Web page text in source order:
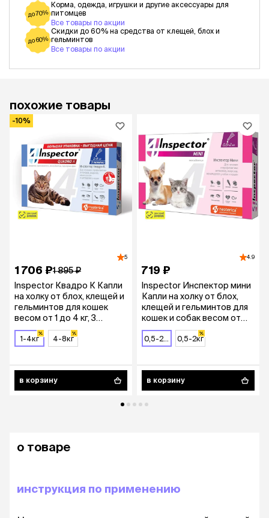
до 70%
Корма, одежда, игрушки и другие аксессуары для
питомцев
Все товары по акции
до 60%
Скидки до 60% на средства от клещей, блох и
гельминтов
Все товары по акции
похожие товары
-10%
5
1 706 ₽1 895 ₽
Inspector Квадро К Капли
на холку от блох, клещей и
гельминтов для кошек
весом от 1 до 4 кг, 3
пипетки
1-4кг 4-8кг
в корзину
4.9
719 ₽
Inspector Инспектор мини
Капли на холку от блох,
клещей и гельминтов для
кошек и собак весом от
0,5 до 2 кг, 1 пипетка
0,5-2кг
в корзину
о товаре
инструкция по применению